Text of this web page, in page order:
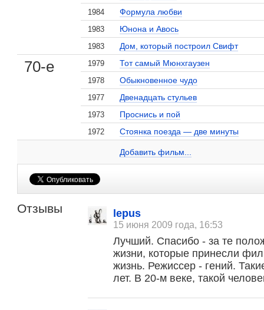
1984 Формула любви
1983 Юнона и Авось
1983 Дом, который построил Свифт
70-е 1979 Тот самый Мюнхгаузен
1978 Обыкновенное чудо
1977 Двенадцать стульев
1973 Проснись и пой
1972 Стоянка поезда — две минуты
Добавить фильм...
Марк Захаров на сайте Кино-Театр.ru
Отзывы lepus
15 июня 2009 года, 16:53
Лучший. Спасибо - за те
жизни, которые принесли
жизнь. Режиссер - гений.
лет. В 20-м веке, такой